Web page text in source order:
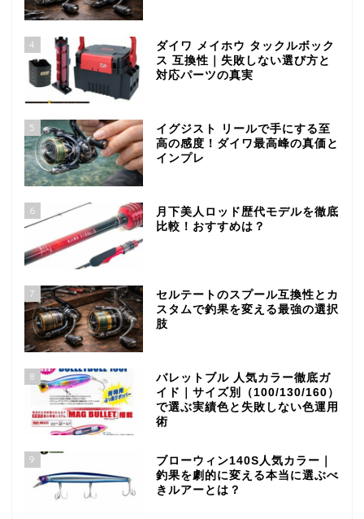
4
ダイワ メイホウ タックルボック
ス 互換性｜失敗しない選び方と
対応パーツの真実
5
イグジスト リールで手にする至
高の感度！ダイワ最高峰の真価と
インプレ
6
月下美人ロッド歴代モデルを徹底
比較！おすすめは？
7
セルテートのスプール互換性とカ
スタムで釣果を変える最強の選択
肢
8
バレットブル 人気カラー徹底ガ
イド｜サイズ別（100/130/160）
で選ぶ実績色と失敗しない色運用
術
9
ブローウィン140S人気カラー｜
釣果を劇的に変える本当に選ぶべ
きルアーとは？